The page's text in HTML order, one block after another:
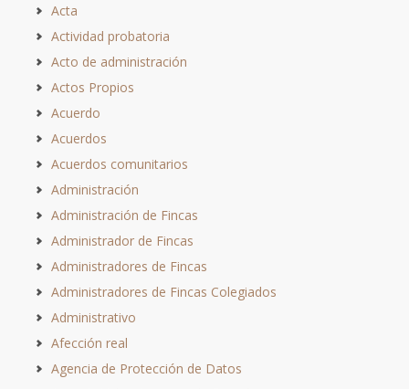
Acta
Actividad probatoria
Acto de administración
Actos Propios
Acuerdo
Acuerdos
Acuerdos comunitarios
Administración
Administración de Fincas
Administrador de Fincas
Administradores de Fincas
Administradores de Fincas Colegiados
Administrativo
Afección real
Agencia de Protección de Datos